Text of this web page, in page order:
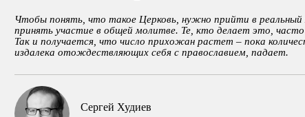
Чтобы понять, что такое Церковь, нужно прийти в реальный
принять участие в общей молитве. Те, кто делает это,
Так и получается, что число прихожан растет – пока
издалека отождествляющих себя с православием, падает.
Сергей Худиев